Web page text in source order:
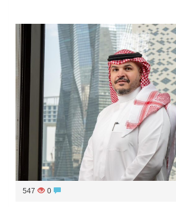
المنظمة العربية للتنمية الإدارية: توصيات الملتقى العربي الأول للذكاء الاصطناعي وريادة الأعمال، دور الذكاء الاصطناعي في تعزيز ريادة الأعمال وبناء القدرات البشرية
547